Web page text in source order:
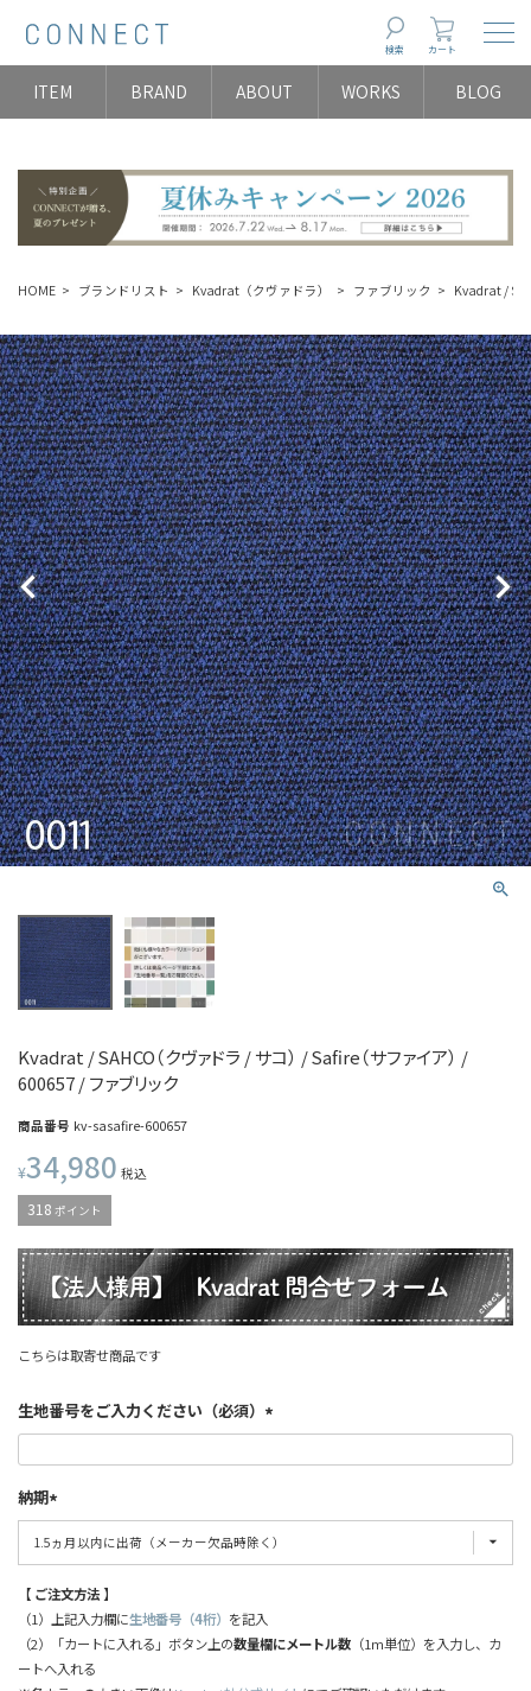
検索 カート
ITEM BRAND ABOUT WORKS BLOG
HOME ブランドリスト Kvadrat（クヴァドラ） ファブリック Kvadrat /
Kvadrat / SAHCO（クヴァドラ / サコ） / Safire（サファイア） /
600657 / ファブリック
商品番号 kv-sasafire-600657
¥34,980 税込
318 ポイント
こちらは取寄せ商品です
生地番号をご入力ください（必須）
納期
【 ご注文方法 】
（1）上記入力欄に生地番号（4桁） を記入
（2）「カートに入れる」ボタン上の数量欄にメートル数 （1m単位）を入力し、カ
ートへ入れる